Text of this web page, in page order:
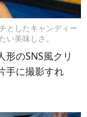
としたキャンディー
美味しさ。
のSNS風クリ
手に撮影すれ